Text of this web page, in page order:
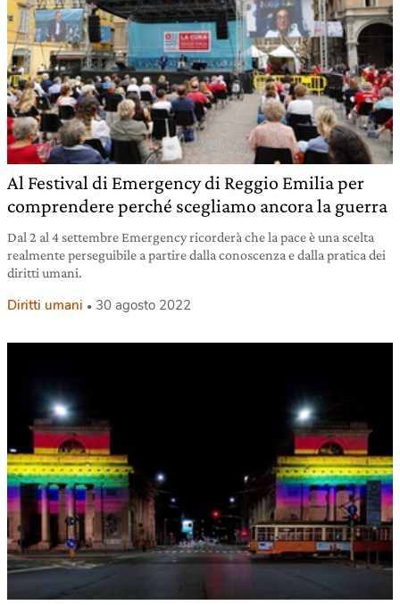
Al Festival di Emergency di Reggio Emilia per
comprendere perché scegliamo ancora la guerra
Dal 2 al 4 settembre Emergency ricorderà che la pace è una scelta
realmente perseguibile a partire dalla conoscenza e dalla pratica dei
diritti umani.
Diritti umani 30 agosto 2022